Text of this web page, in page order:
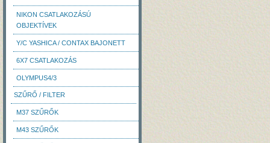
NIKON CSATLAKOZÁSÚ
OBJEKTÍVEK
Y/C YASHICA / CONTAX BAJONETT
6X7 CSATLAKOZÁS
OLYMPUS4/3
SZŰRŐ / FILTER
M37 SZŰRŐK
M43 SZŰRŐK